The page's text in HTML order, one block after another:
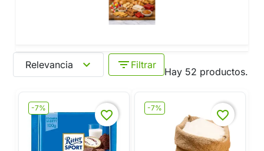
Hay 52 productos.
Relevancia expand_more filter_list Filtrar
-7%
favorite_border
-7%
favorite_border